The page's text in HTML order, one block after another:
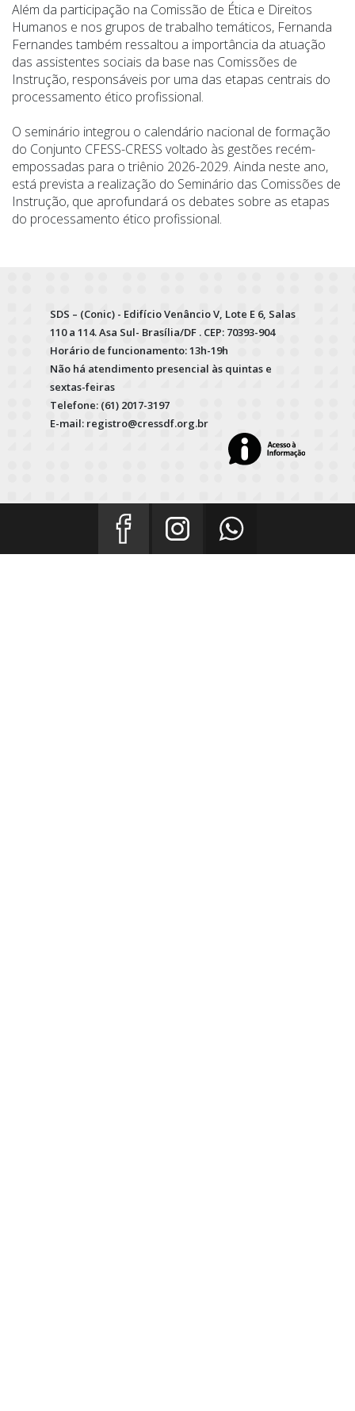
Além da participação na Comissão de Ética e Direitos
Humanos e nos grupos de trabalho temáticos, Fernanda
Fernandes também ressaltou a importância da atuação
das assistentes sociais da base nas Comissões de
Instrução, responsáveis por uma das etapas centrais do
processamento ético profissional.
O seminário integrou o calendário nacional de formação
do Conjunto CFESS-CRESS voltado às gestões recém-
empossadas para o triênio 2026-2029. Ainda neste ano,
está prevista a realização do Seminário das Comissões de
Instrução, que aprofundará os debates sobre as etapas
do processamento ético profissional.
SDS – (Conic) - Edifício Venâncio V, Lote E 6, Salas
110 a 114. Asa Sul- Brasília/DF . CEP: 70393-904
Horário de funcionamento: 13h-19h
Não há atendimento presencial às quintas e
sextas-feiras
Telefone: (61) 2017-3197
E-mail: registro@cressdf.org.br